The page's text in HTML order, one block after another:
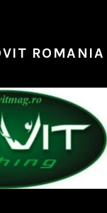
ROMANIA